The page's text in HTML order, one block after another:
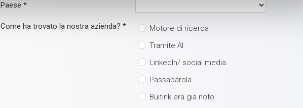
Paese *
Come ha trovato la nostra azienda? *
Motore di ricerca
Tramite AI
LinkedIn/ social media
Passaparola
Buitink era già noto